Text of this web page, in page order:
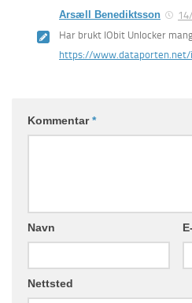
Arsæll Benediktsson
Har brukt IObit Unlocker
https://
Kommentar*
Navn
Nettsted